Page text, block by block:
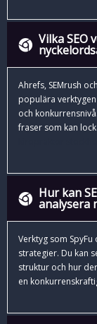
Vilka SEO
Ahrefs, SEMrush
populära
och
fraser som kan
Hur kan
analysera
Verktyg som
strategier. Du kan
struktur och hur
en